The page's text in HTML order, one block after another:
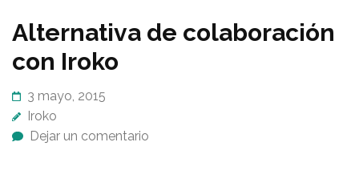
Alternativa de colaboración
con Iroko
3 mayo, 2015
Iroko
Dejar un comentario